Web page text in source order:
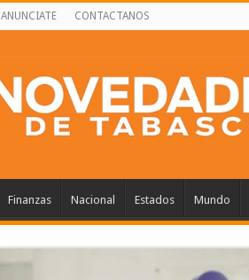
ANUNCIATE CONTACTANOS
Finanzas Nacional Estados Mundo